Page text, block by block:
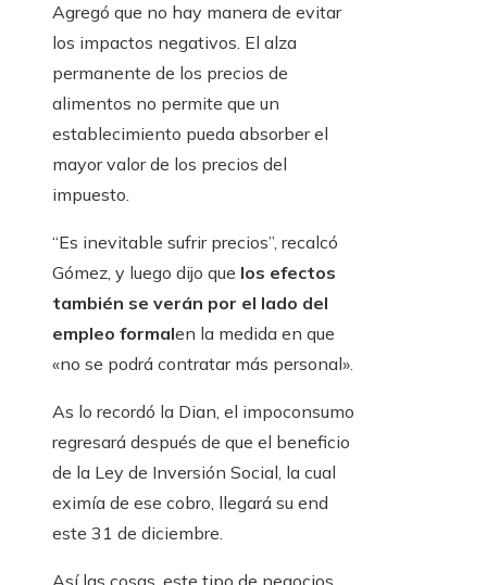
Agregó que no hay manera de evitar
los impactos negativos. El alza
permanente de los precios de
alimentos no permite que un
establecimiento pueda absorber el
mayor valor de los precios del
impuesto.
“Es inevitable sufrir precios”, recalcó
Gómez, y luego dijo que los efectos
también se verán por el lado del
empleo formalen la medida en que
«no se podrá contratar más personal».
As lo recordó la Dian, el impoconsumo
regresará después de que el beneficio
de la Ley de Inversión Social, la cual
eximía de ese cobro, llegará su end
este 31 de diciembre.